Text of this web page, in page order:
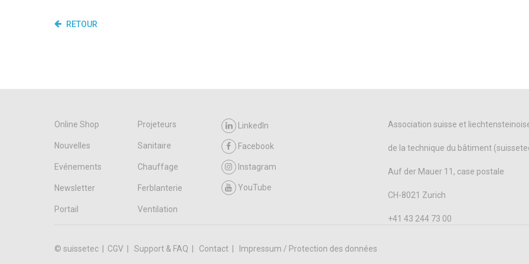
RETOUR
Online Shop Projeteurs
Nouvelles Sanitaire
Evénements Chauffage
Newsletter Ferblanterie
Portail Ventilation
LinkedIn
Facebook
Instagram
YouTube
Association suisse et
de la technique du bâtiment
Auf der Mauer 11, case postale
CH-8021 Zurich
+41 43 244 73 00
© suissetec | CGV Support & FAQ Contact Impressum / Protection des données